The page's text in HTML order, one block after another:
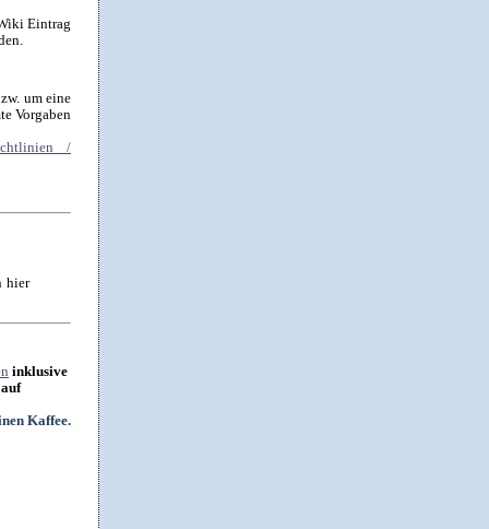
Eintrag
um eine
Vorgaben
/
hier
inklusive